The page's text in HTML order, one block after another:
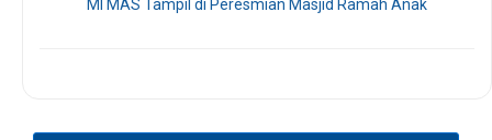
MI MAS Tampil di Peresmian Masjid Ramah Anak